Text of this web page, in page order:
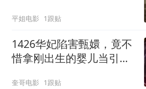
平姐电影 1跟贴
1426华妃陷害甄嬛，竟不
惜拿刚出生的婴儿当引
奎哥电影 1跟贴